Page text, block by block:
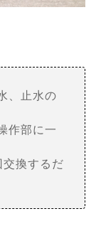
、止水の
作部に一
換するだ